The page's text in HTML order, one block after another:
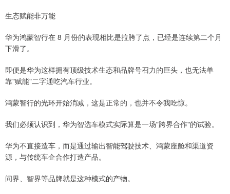
生态赋能非万能
华为鸿蒙智行在 8 月份的表现相比是拉胯了点，已经是连续第二个月
下滑了。
即便是华为这样拥有顶级技术生态和品牌号召力的巨头，也无法单
靠"赋能"二字通吃汽车行业。
鸿蒙智行的光环开始消减，这是正常的，也并不令我吃惊。
我们必须认识到，华为智选车模式实际算是一场"跨界合作"的试验。
华为不直接造车，而是通过输出智能驾驶技术、鸿蒙座舱和渠道资
源，与传统车企合作打造产品。
问界、智界等品牌就是这种模式的产物。